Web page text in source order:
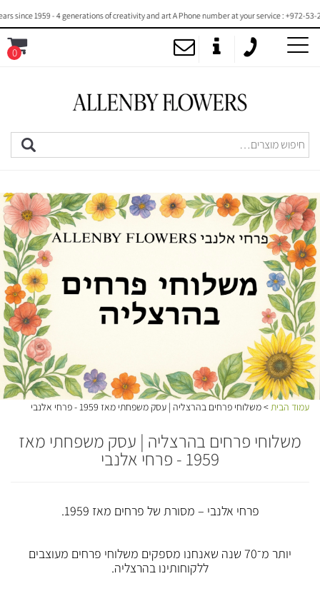
1959 - 4 generations of creativity and art A Phone number at your service : +972-53-2000-
0
עמוד הבית> משלוחי פרחים בהרצליה | עסק משפחתי מאז 1959 - פרחי אלנבי
משלוחי פרחים בהרצליה | עסק משפחתי מאז
1959 - פרחי אלנבי
פרחי אלנבי – מסורת של פרחים מאז 1959.
יותר מ־70 שנה שאנחנו מספקים משלוחי פרחים מעוצבים
ללקוחותינו בהרצליה.